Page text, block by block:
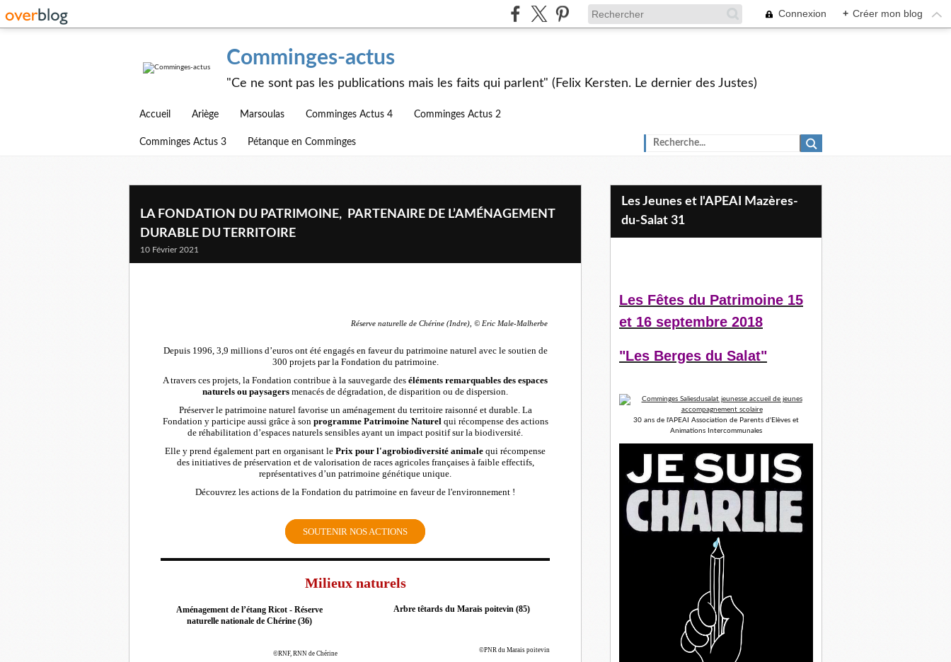
Connexion + Créer mon blog
Comminges-actus
"Ce ne sont pas les publications mais les faits qui parlent" (Felix Kersten. Le dernier des Justes)
Accueil Ariège Marsoulas Comminges Actus 4 Comminges Actus 2
Comminges Actus 3 Pétanque en Comminges
LA FONDATION DU PATRIMOINE, PARTENAIRE DE L’AMÉNAGEMENT
DURABLE DU TERRITOIRE
10 Février 2021
Réserve naturelle de Chérine (Indre), © Eric Male-Malherbe
Depuis 1996, 3,9 millions d’euros ont été engagés en faveur du patrimoine naturel avec le soutien de
300 projets par la Fondation du patrimoine.
A travers ces projets, la Fondation contribue à la sauvegarde des éléments remarquables des espaces
naturels ou paysagers menacés de dégradation, de disparition ou de dispersion.
Préserver le patrimoine naturel favorise un aménagement du territoire raisonné et durable. La
Fondation y participe aussi grâce à son programme Patrimoine Naturel qui récompense des actions
de réhabilitation d’espaces naturels sensibles ayant un impact positif sur la biodiversité.
Elle y prend également part en organisant le Prix pour l'agrobiodiversité animale qui récompense
des initiatives de préservation et de valorisation de races agricoles françaises à faible effectifs,
représentatives d’un patrimoine génétique unique.
Découvrez les actions de la Fondation du patrimoine en faveur de l'environnement !
SOUTENIR NOS ACTIONS
Milieux naturels
Aménagement de l’étang Ricot - Réserve
naturelle nationale de Chérine (36)
©RNF, RNN de Chérine
Arbre têtards du Marais poitevin (85)
©PNR du Marais poitevin
Les Jeunes et l'APEAI Mazères-
du-Salat 31
Les Fêtes du Patrimoine 15
et 16 septembre 2018
"Les Berges du Salat"
30 ans de l'APEAI Association de Parents d'Elèves et
Animations Intercommunales